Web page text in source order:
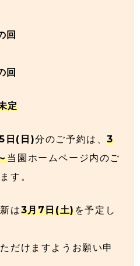
回
回
定
日(日)分のご予約は、3
当園ホームページ内のご
す。
は3月7日(土)を予定し
だけますようお願い申